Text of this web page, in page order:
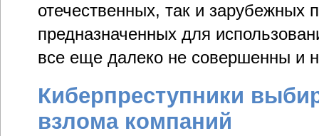
отечественных, так и зарубежных
предназначенных для
все еще далеко не совершенны и
Киберпреступники
взлома компаний